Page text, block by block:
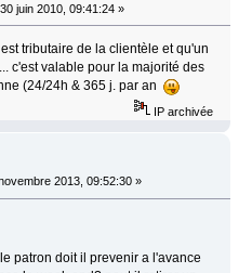
30 juin 2010, 09:41:24 »
tributaire de la clientèle et qu'un
c'est valable pour la majorité des
(24/24h & 365 j. par an
IP archivée
2013, 09:52:30 »
patron doit il prevenir a l'avance